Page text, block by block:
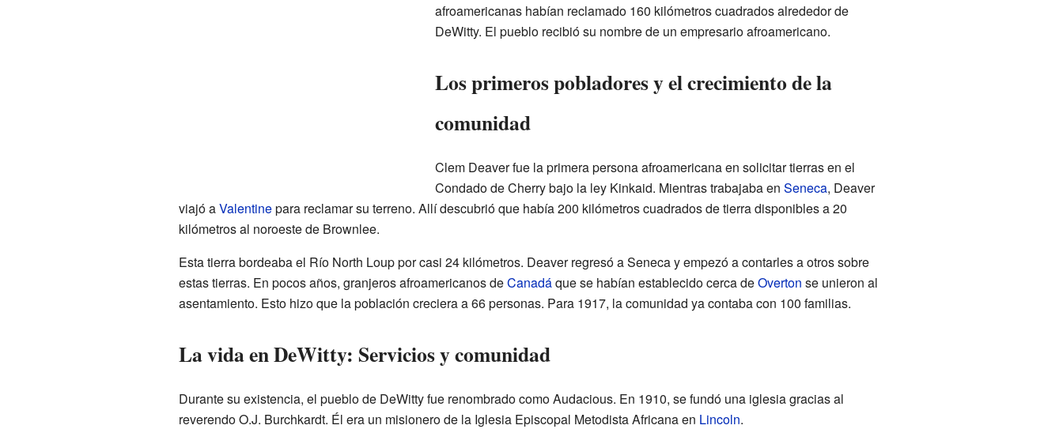
afroamericanas habían reclamado 160 kilómetros cuadrados alrededor de
DeWitty. El pueblo recibió su nombre de un empresario afroamericano.
Los primeros pobladores y el crecimiento de la
comunidad
Clem Deaver fue la primera persona afroamericana en solicitar tierras en el
Condado de Cherry bajo la ley Kinkaid. Mientras trabajaba en Seneca, Deaver
viajó aValentinepara reclamar su terreno. Allí descubrió que había 200 kilómetros cuadrados de tierra disponibles a 20
kilómetros al noroeste de Brownlee.
Esta tierra bordeaba el Río North Loup por casi 24 kilómetros. Deaver regresó a Seneca y empezó a contarles a otros sobre
estas tierras. En pocos años, granjeros afroamericanos deCanadáque se habían establecido cerca deOverton se unieron al
asentamiento. Esto hizo que la población creciera a 66 personas. Para 1917, la comunidad ya contaba con 100 familias.
La vida en DeWitty: Servicios y comunidad
Durante su existencia, el pueblo de DeWitty fue renombrado como Audacious. En 1910, se fundó una iglesia gracias al
reverendo O.J. Burchkardt. Él era un misionero de la Iglesia Episcopal Metodista Africana en Lincoln.